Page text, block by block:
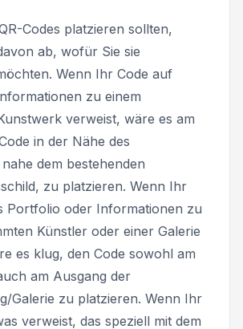
Codes platzieren sollten,
ab, wofür Sie sie
Wenn Ihr Code auf
zu einem
verweist, wäre es am
in der Nähe des
dem bestehenden
zu platzieren. Wenn Ihr
Portfolio oder Informationen zu
Künstler oder einer Galerie
es klug, den Code sowohl am
am Ausgang der
Galerie zu platzieren. Wenn Ihr
verweist, das speziell mit dem